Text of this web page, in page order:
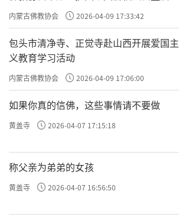
主义电影观影活动”
内蒙古佛教协会 2026-04-09 17:33:42
包头市清净寺、正觉寺赴山西开展爱国主
义教育学习活动
内蒙古佛教协会 2026-04-09 17:06:00
如果你真的信佛，这些事情请不要做
黄盖寺 2026-04-07 17:15:18
称父亲为弟弟的女孩
黄盖寺 2026-04-07 16:56:50